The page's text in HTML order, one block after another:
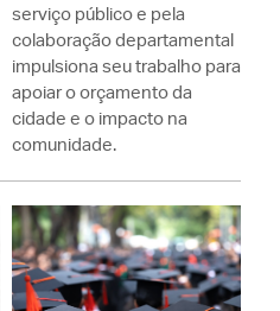
serviço público e pela
colaboração departamental
impulsiona seu trabalho para
apoiar o orçamento da
cidade e o impacto na
comunidade.